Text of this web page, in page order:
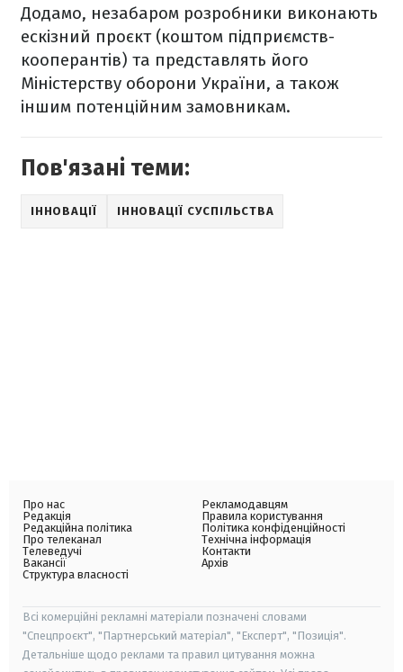
Додамо, незабаром розробники виконають
ескізний проєкт (коштом підприємств-
кооперантів) та представлять його
Міністерству оборони України, а також
іншим потенційним замовникам.
Пов'язані теми:
ІННОВАЦІЇ ІННОВАЦІЇ СУСПІЛЬСТВА
Про нас
Редакція
Редакційна політика
Про телеканал
Телеведучі
Вакансії
Структура власності
Рекламодавцям
Правила користування
Політика конфіденційності
Технічна інформація
Контакти
Архів
Всі комерційні рекламні матеріали позначені словами
"Спецпроєкт", "Партнерський матеріал", "Експерт", "Позиція".
Детальніше щодо реклами та правил цитування можна